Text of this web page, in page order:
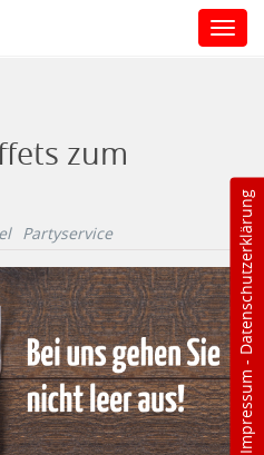
Impressum
-
Datenschutzerklärung
zum
Partyservice